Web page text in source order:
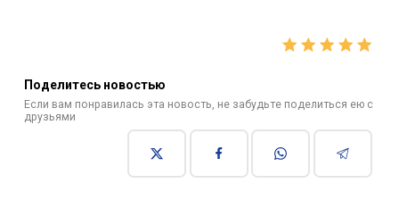
Поделитесь новостью
Если вам понравилась эта новость, не забудьте поделиться ею с
друзьями